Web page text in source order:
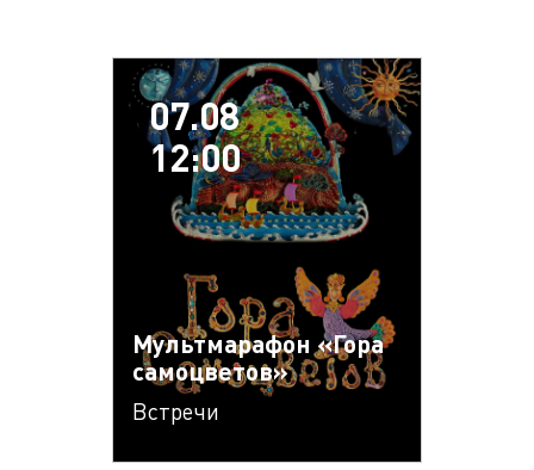
07.08
12:00
Мультмарафон «Гора
самоцветов»
Встречи